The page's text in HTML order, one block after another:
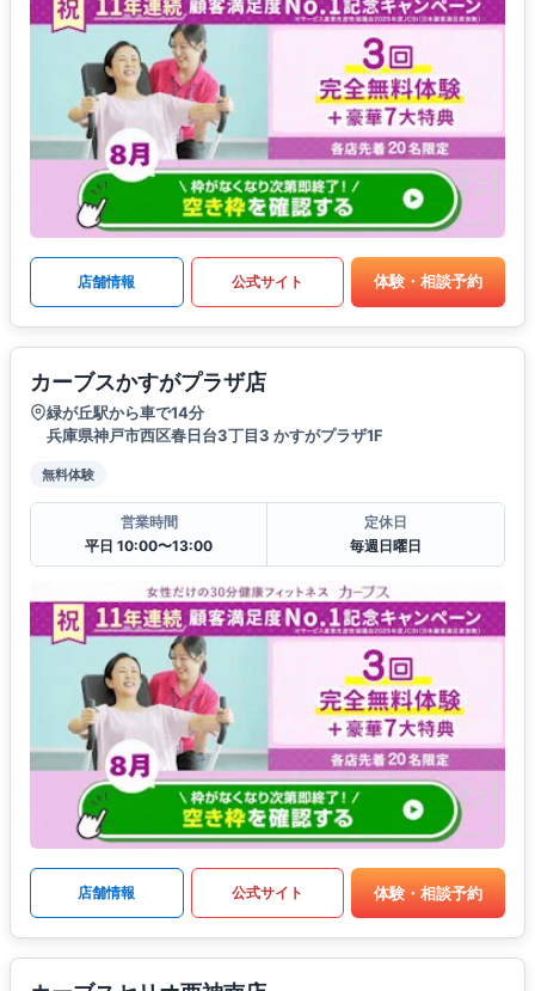
店舗情報 公式サイト 体験・相談予約
カーブスかすがプラザ店
緑が丘駅から車で14分
兵庫県神戸市西区春日台3丁目3 かすがプラザ1F
無料体験
営業時間
平日 10:00〜13:00
定休日
毎週日曜日
店舗情報 公式サイト 体験・相談予約